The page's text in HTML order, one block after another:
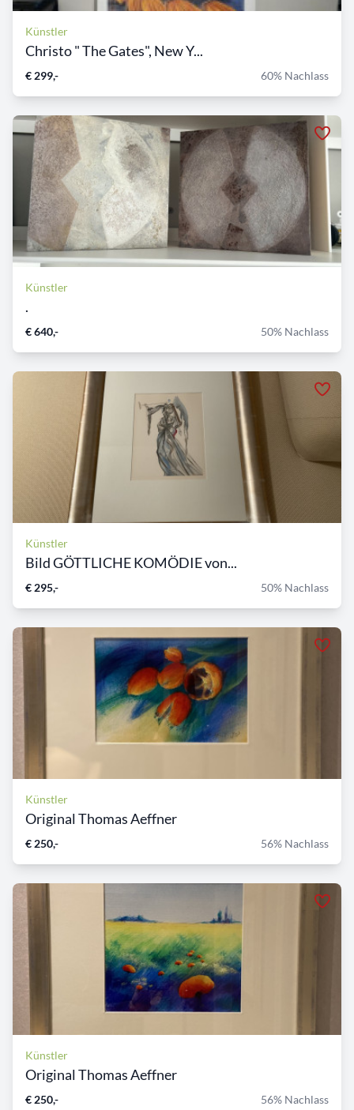
Künstler
Christo " The Gates", New Y...
€ 299,- 60% Nachlass
Künstler
.
€ 640,- 50% Nachlass
Künstler
Bild GÖTTLICHE KOMÖDIE von...
€ 295,- 50% Nachlass
Künstler
Original Thomas Aeffner
€ 250,- 56% Nachlass
Künstler
Original Thomas Aeffner
€ 250,- 56% Nachlass